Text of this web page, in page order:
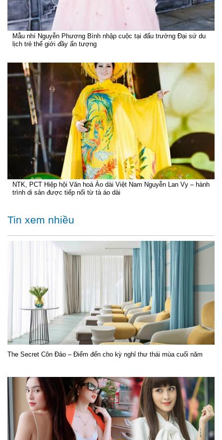
Mẫu nhí Nguyễn Phương Bình nhập cuộc tại đấu trường Đại sứ du
lịch trẻ thế giới đầy ấn tượng
NTK, PCT Hiệp hội Văn hoá Áo dài Việt Nam Nguyễn Lan Vy – hành
trình di sản được tiếp nối từ tà áo dài
Tin xem nhiều
The Secret Côn Đảo – Điểm đến cho kỳ nghỉ thư thái mùa cuối năm